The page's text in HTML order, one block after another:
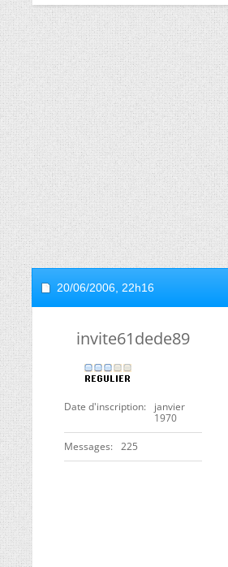
20/06/2006, 22h16
invite61dede89
Date d'inscription
janvier
1970
Messages 225